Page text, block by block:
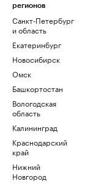
регионов
Санкт-Петербург
и область
Екатеринбург
Новосибирск
Омск
Башкортостан
Вологодская
область
Калининград
Краснодарский
край
Нижний
Новгород